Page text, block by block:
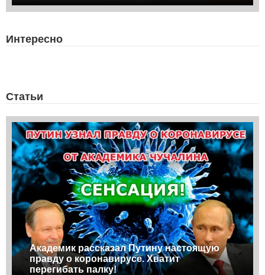
Интересно
Статьи
Академик рассказал Путину настоящую
правду о коронавирусе. Хватит
перегибать палку!